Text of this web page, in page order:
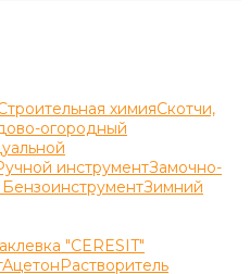
химияСкотчи,
огородный
инструментЗамочно-
Зимний
"CERESIT"
АцетонРастворитель